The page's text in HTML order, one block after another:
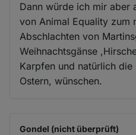
Dann würde ich mir aber
von Animal Equality zum
Abschlachten von
Weihnachtsgänse
Karpfen und natürlich
Ostern, wünschen.
Gondel (nicht überprüft)